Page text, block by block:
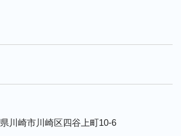
川崎市川崎区四谷上町10-6